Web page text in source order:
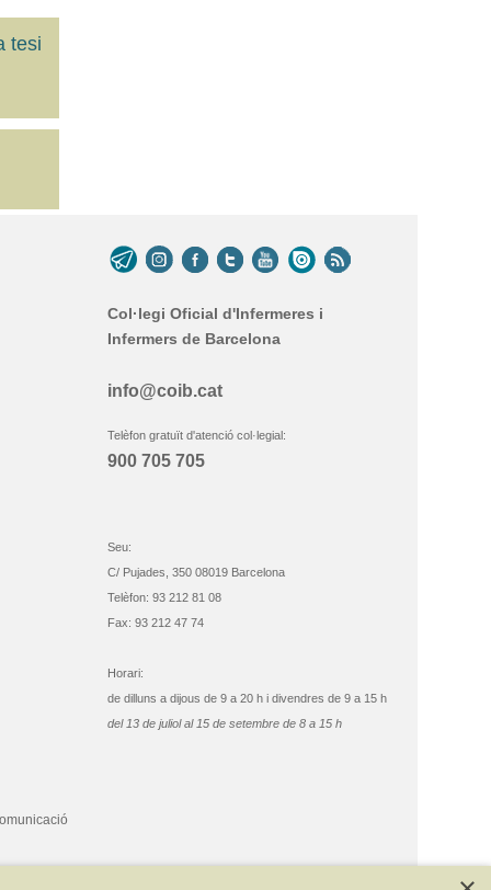
tesi
Col·legi Oficial d'Infermeres i
Infermers de Barcelona
info@coib.cat
Telèfon gratuït d'atenció col·legial:
900 705 705
Seu:
C/ Pujades, 350 08019 Barcelona
Telèfon: 93 212 81 08
Fax: 93 212 47 74
Horari:
de dilluns a dijous de 9 a 20 h i divendres de 9 a 15 h
del 13 de juliol al 15 de setembre de 8 a 15 h